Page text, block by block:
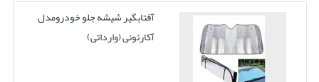
آفتابگیر شیشه جلو خودرومدل
آکارئونی (وارداتی)